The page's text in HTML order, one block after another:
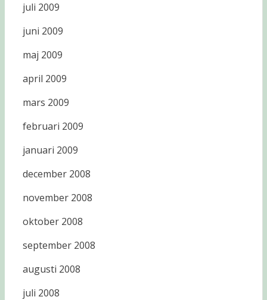
juli 2009
juni 2009
maj 2009
april 2009
mars 2009
februari 2009
januari 2009
december 2008
november 2008
oktober 2008
september 2008
augusti 2008
juli 2008